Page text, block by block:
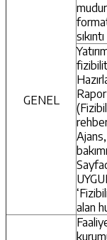
GENEL
Rapor
alan